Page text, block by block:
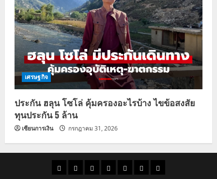
เศรษฐกิจ
ประกัน ฮลุน โซโล่ คุ้มครองอะไรบ้าง ไขข้อสงสัย
ทุนประกัน 5 ล้าน
เซียนการเงิน กรกฎาคม 31, 2026
ราคาแนว
ข่าว
ข่าว
ดูด
ที่
ผู้ชาย